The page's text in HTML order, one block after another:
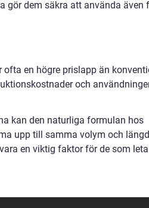
gör dem säkra att använda även
en högre prislapp än
och
kan den naturliga formulan hos
upp till samma volym och
en viktig faktor för de som